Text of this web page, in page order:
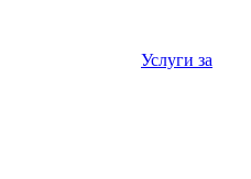
Услуги за